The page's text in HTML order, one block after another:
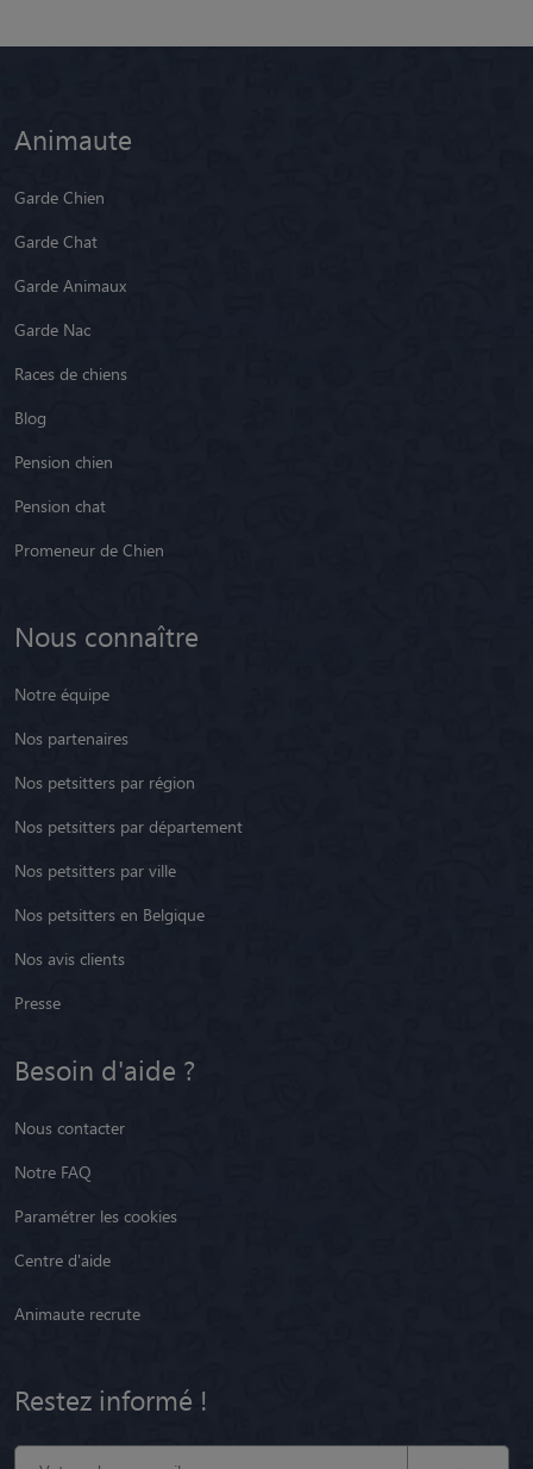
Animaute
Garde Chien
Garde Chat
Garde Animaux
Garde Nac
Races de chiens
Blog
Pension chien
Pension chat
Promeneur de Chien
Nous connaître
Notre équipe
Nos partenaires
Nos petsitters par région
Nos petsitters par département
Nos petsitters par ville
Nos petsitters en Belgique
Nos avis clients
Presse
Besoin d'aide ?
Nous contacter
Notre FAQ
Paramétrer les cookies
Centre d'aide
Animaute recrute
Restez informé !